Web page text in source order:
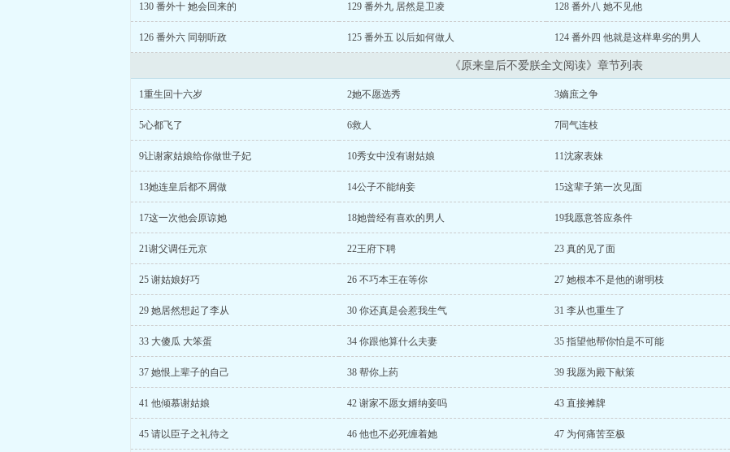
130 番外十 她会回来的 129 番外九 居然是卫凌 128 番外八 她不见他
126 番外六 同朝听政 125 番外五 以后如何做人 124 番外四 他就是这样卑劣的男人
《原来皇后不爱朕全文阅读》章节列表
1重生回十六岁 2她不愿选秀 3嫡庶之争
5心都飞了 6救人 7同气连枝
9让谢家姑娘给你做世子妃 10秀女中没有谢姑娘 11沈家表妹
13她连皇后都不屑做 14公子不能纳妾 15这辈子第一次见面
17这一次他会原谅她 18她曾经有喜欢的男人 19我愿意答应条件
21谢父调任元京 22王府下聘 23 真的见了面
25 谢姑娘好巧 26 不巧本王在等你 27 她根本不是他的谢明枝
29 她居然想起了李从 30 你还真是会惹我生气 31 李从也重生了
33 大傻瓜 大笨蛋 34 你跟他算什么夫妻 35 指望他帮你怕是不可能
37 她恨上辈子的自己 38 帮你上药 39 我愿为殿下献策
41 他倾慕谢姑娘 42 谢家不愿女婿纳妾吗 43 直接摊牌
45 请以臣子之礼待之 46 他也不必死缠着她 47 为何痛苦至极